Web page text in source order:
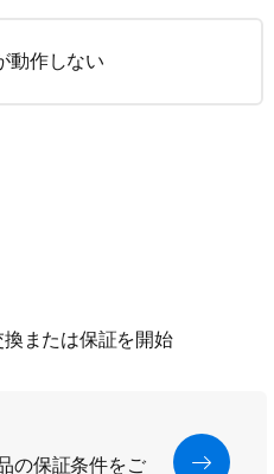
動作しない
または保証を開始
の保証条件をご